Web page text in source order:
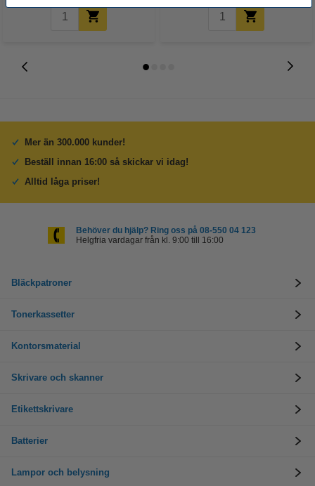
Mer än 300.000 kunder!
Beställ innan 16:00 så skickar vi idag!
Alltid låga priser!
Behöver du hjälp? Ring oss på 08-550 04 123
Helgfria vardagar från kl. 9:00 till 16:00
Bläckpatroner
Tonerkassetter
Kontorsmaterial
Skrivare och skanner
Etikettskrivare
Batterier
Lampor och belysning